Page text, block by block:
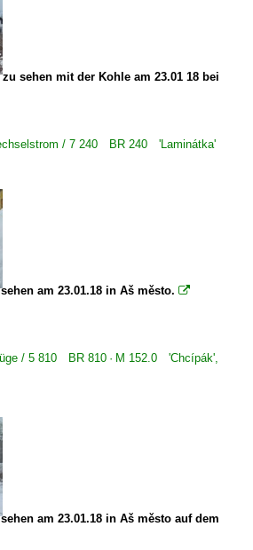
796/996 · BR 798/998 Uerdinger
· DR 175.0 SVT Bauart Görlitz
DR 171 · DR 172 · BR 771 · BR 772
· DR 183 · DR VT 04.1 Schnelltriebwagen
DR 218
DR 244
bay. EG3 · preuß. EG 701–25
DR 254
| 91 80
·Traxx AC· Private
·ES 64 F·
·ES 64 F· Werbeloks
·ES 64 U2· Private
·Traxx AC1/2·
·Traxx AC1/2· Private
zu sehen mit der Kohle am 23.01 18 bei
/ 7 240 BR 240 'Laminátka'
am 23.01.18 in Aš město. 
/ 5 810 BR 810 · M 152.0 'Chcípák',
am 23.01.18 in Aš město auf dem